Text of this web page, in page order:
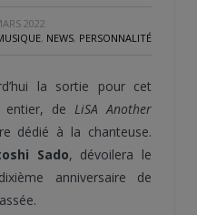
2022
, NEWS, PERSONNALITÉ
la sortie pour cet
de LiSA Another
dédié à la chanteuse.
Sado, dévoilera le
anniversaire de